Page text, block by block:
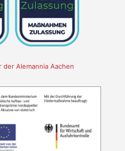
der Alemannia Aachen